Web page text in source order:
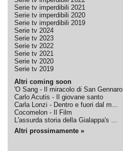
Serie tv imperdibili 2021
Serie tv imperdibili 2020
Serie tv imperdibili 2019
Serie tv 2024
Serie tv 2023
Serie tv 2022
Serie tv 2021
Serie tv 2020
Serie tv 2019
Altri coming soon
'O Sang - Il miracolo di San Gennaro
Carlo Acutis - Il giovane santo
Carla Lonzi - Dentro e fuori dal m...
Cocomelon - Il Film
L'assurda storia della Gialappa's ...
Altri prossimamente »